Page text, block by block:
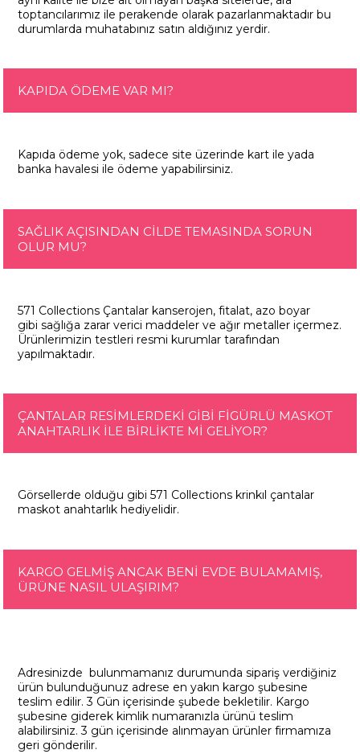
toptancılarımız ile perakende olarak pazarlanmaktadır bu
durumlarda muhatabınız satın aldığınız yerdir.
KAPIDA ÖDEME VAR MI?
Kapıda ödeme yok, sadece site üzerinde kart ile yada
banka havalesi ile ödeme yapabilirsiniz.
SAĞLIK AÇISINDAN CİLDE TEMASINDA SORUN
OLUR MU?
571 Collections Çantalar kanserojen, fitalat, azo boyar
gibi sağlığa zarar verici maddeler ve ağır metaller içermez.
Ürünlerimizin testleri resmi kurumlar tarafından
yapılmaktadır.
ÇANTALAR RESİMLERDEKİ GİBİ FİGÜRLÜ MASKOT
ANAHTARLIK İLE BİRLİKTE Mİ GELİYOR?
Görsellerde olduğu gibi 571 Collections krinkıl çantalar
maskot anahtarlık hediyelidir.
KARGO GELMİŞ ANCAK BENİ EVDE BULAMAMIŞ,
ÜRÜNE NASIL ULAŞIRIM?
Adresinizde bulunmamanız durumunda sipariş verdiğiniz
ürün bulunduğunuz adrese en yakın kargo şubesine
teslim edilir. 3 Gün içerisinde şubede bekletilir. Kargo
şubesine giderek kimlik numaranızla ürünü teslim
alabilirsiniz. 3 gün içerisinde alınmayan ürünler firmamıza
geri gönderilir.